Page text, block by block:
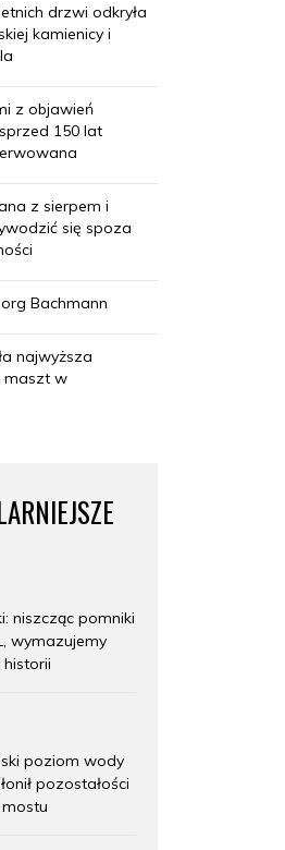
drzwi odkryła
kamienicy i
z objawień
150 lat
z sierpem i
się spoza
Bachmann
najwyższa
maszt w
niszcząc pomniki
wymazujemy
historii
poziom wody
pozostałości